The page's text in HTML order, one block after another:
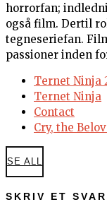
horrorfan;
også film. Dertil
tegneseriefan.
passioner inden
Ternet Ninja
Ternet Ninja
Contact
Cry, the
SE ALL
SKRIV ET SVAR